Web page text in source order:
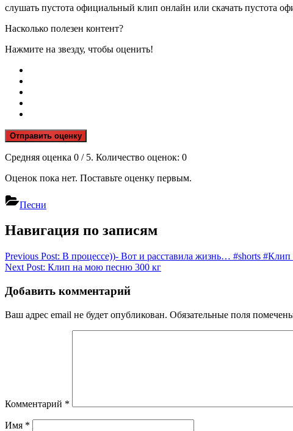
слушать пусᴛоᴛа официальный клип онлайн или скачать пусᴛоᴛа
Насколько полезен контент?
Нажмите на звезду, чтобы оценить!
Отправить оценку
Средняя оценка 0 / 5. Количество оценок: 0
Оценок пока нет. Поставьте оценку первым.
Песни
Навигация по записям
Previous Post: В процессе))- Вот и расставила жизнь… #shorts
Next Post: Клип на мою песню 300 кг
Добавить комментарий
Ваш адрес email не будет опубликован. Обязательные поля
Комментарий *
Имя *